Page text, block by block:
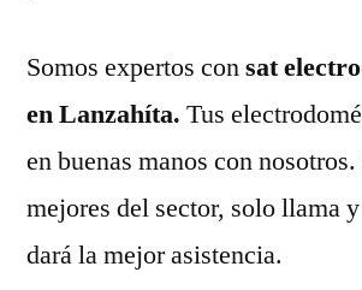
Somos expertos consat
en Lanzahíta. Tus
en buenas manos con
mejores del sector, solo llama
dará la mejor asistencia.